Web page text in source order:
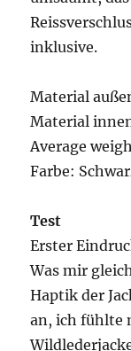
inklusive.
Material
Material
Average
Farbe:
Test
Erster
Was mir
Haptik der
an, ich fühlte